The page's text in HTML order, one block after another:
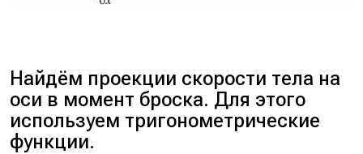
Найдём проекции скорости тела на
оси в момент броска. Для этого
используем тригонометрические
функции.